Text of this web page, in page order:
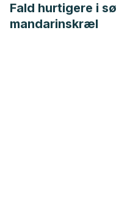
Fald hurtigere i
mandarinskræl